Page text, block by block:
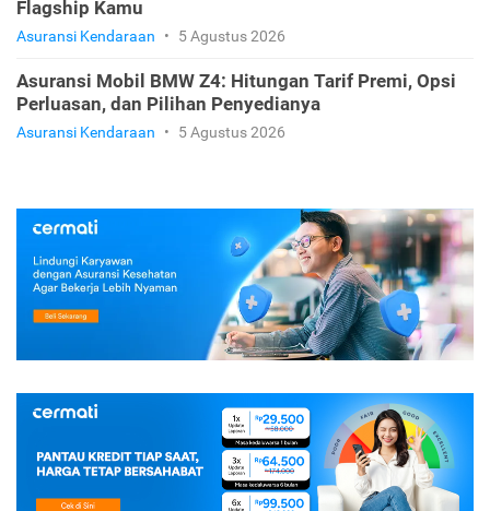
Flagship Kamu
Asuransi Kendaraan • 5 Agustus 2026
Asuransi Mobil BMW Z4: Hitungan Tarif Premi, Opsi
Perluasan, dan Pilihan Penyedianya
Asuransi Kendaraan • 5 Agustus 2026